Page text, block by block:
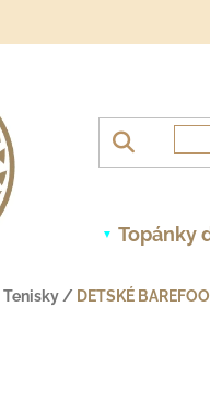
Topánky
Tenisky / DETSKÉ